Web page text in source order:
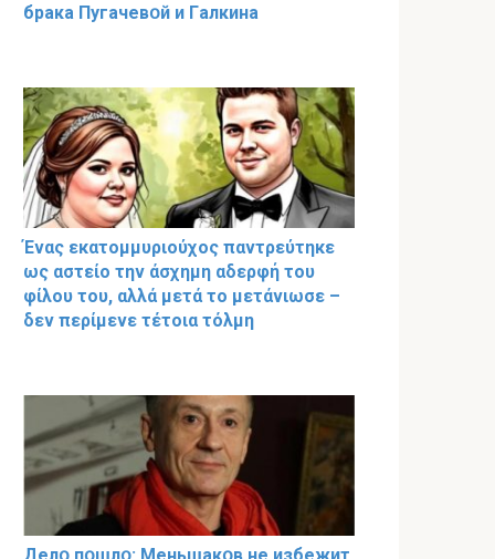
брaка Пугачевօй и Гaлкина
Ένας εκατομμυριούχος παντρεύτηκε
ως αστείο την άσχημη αδερφή του
φίλου του, αλλά μετά το μετάνιωσε –
δεν περίμενε τέτοια τόλμη